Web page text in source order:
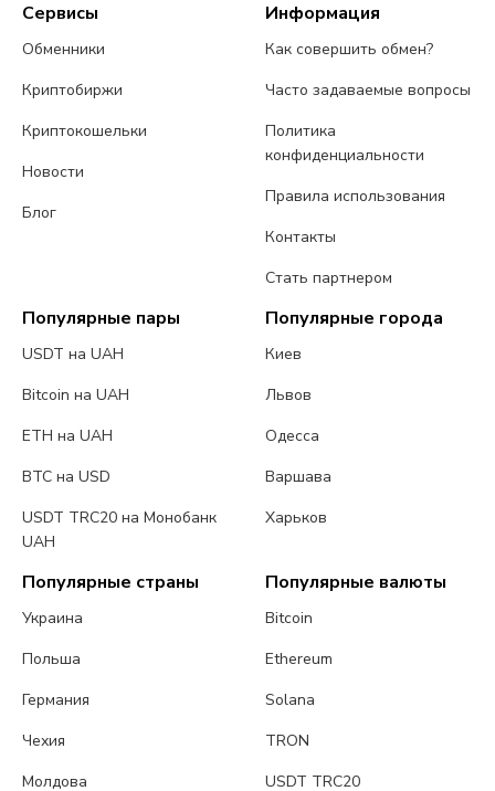
Сервисы
Обменники
Криптобиржи
Криптокошельки
Новости
Блог
Информация
Как совершить обмен?
Часто задаваемые вопросы
Политика
конфиденциальности
Правила использования
Контакты
Стать партнером
Популярные пары
USDT на UAH
Bitcoin на UAH
ETH на UAH
BTC на USD
USDT TRC20 на Монобанк
UAH
Популярные города
Киев
Львов
Одесса
Варшава
Харьков
Популярные страны
Украина
Польша
Германия
Чехия
Молдова
Популярные валюты
Bitcoin
Ethereum
Solana
TRON
USDT TRC20